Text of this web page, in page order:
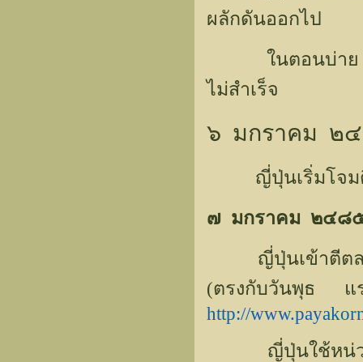
ผลักดันออกไป
ในตอนบ่าย ฝ่า
ไม่สำเร็จ
๖ มกราคม ๒
ญี่ปุ่นเริ่มโจมตีด้
๗ มกราคม ๒๔๘
ญี่ปุ่นเข้าตีตลอด
(ตรงกับวันพุ
http://
ญี่ปุ่นใช้หน่วยรถ